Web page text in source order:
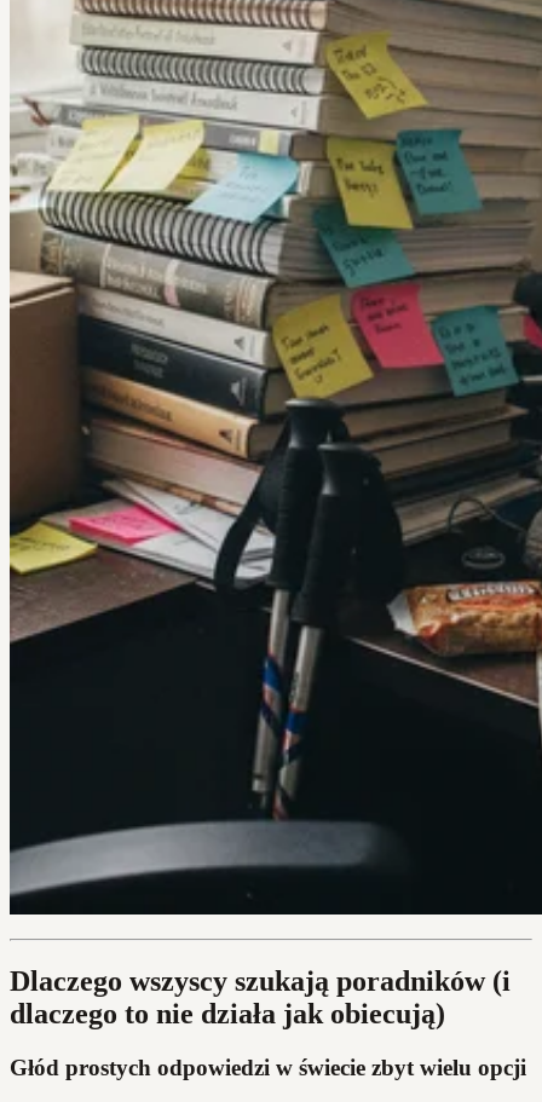
Dlaczego wszyscy szukają poradników (i
dlaczego to nie działa jak obiecują)
Głód prostych odpowiedzi w świecie zbyt wielu opcji